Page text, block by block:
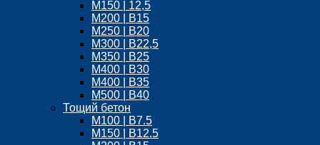
М150 | 12,5
М200 | B15
М250 | B20
M300 | B22,5
М350 | B25
M400 | B30
M400 | B35
M500 | B40
Тощий бетон
М100 | B7.5
М150 | B12.5